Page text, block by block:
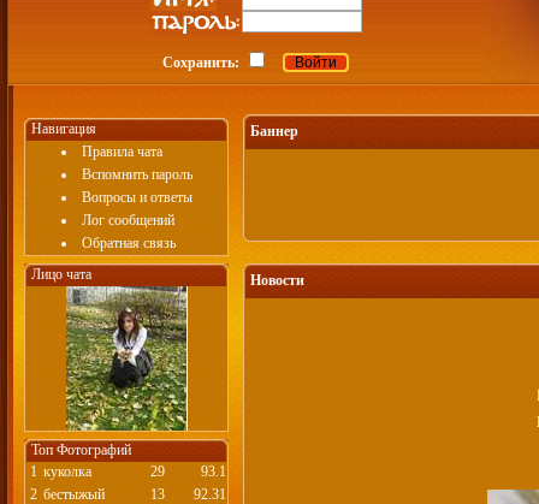
Сохранить:
Навигация
Правила чата
Вспомнить пароль
Вопросы и ответы
Лог сообщений
Обратная связь
Лицо чата
Топ Фотографий
1 куколка 29
93.1
2 бестыжый 13
92.31
Баннер
Новости